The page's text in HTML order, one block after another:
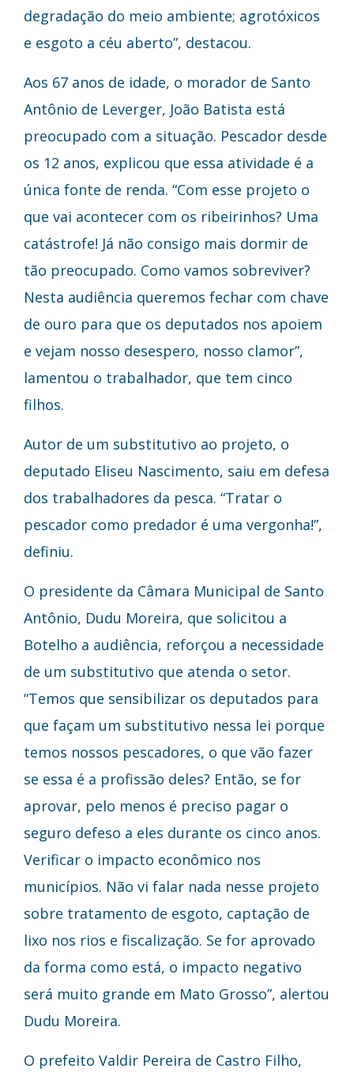
degradação do meio ambiente; agrotóxicos
e esgoto a céu aberto”, destacou.
Aos 67 anos de idade, o morador de Santo
Antônio de Leverger, João Batista está
preocupado com a situação. Pescador desde
os 12 anos, explicou que essa atividade é a
única fonte de renda. “Com esse projeto o
que vai acontecer com os ribeirinhos? Uma
catástrofe! Já não consigo mais dormir de
tão preocupado. Como vamos sobreviver?
Nesta audiência queremos fechar com chave
de ouro para que os deputados nos apoiem
e vejam nosso desespero, nosso clamor”,
lamentou o trabalhador, que tem cinco
filhos.
Autor de um substitutivo ao projeto, o
deputado Eliseu Nascimento, saiu em defesa
dos trabalhadores da pesca. “Tratar o
pescador como predador é uma vergonha!”,
definiu.
O presidente da Câmara Municipal de Santo
Antônio, Dudu Moreira, que solicitou a
Botelho a audiência, reforçou a necessidade
de um substitutivo que atenda o setor.
“Temos que sensibilizar os deputados para
que façam um substitutivo nessa lei porque
temos nossos pescadores, o que vão fazer
se essa é a profissão deles? Então, se for
aprovar, pelo menos é preciso pagar o
seguro defeso a eles durante os cinco anos.
Verificar o impacto econômico nos
municípios. Não vi falar nada nesse projeto
sobre tratamento de esgoto, captação de
lixo nos rios e fiscalização. Se for aprovado
da forma como está, o impacto negativo
será muito grande em Mato Grosso”, alertou
Dudu Moreira.
O prefeito Valdir Pereira de Castro Filho,